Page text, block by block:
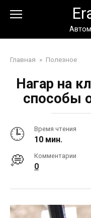
Главная » Полезное
Нагар на
способы
Время чтения
10 мин.
Комментарии
0